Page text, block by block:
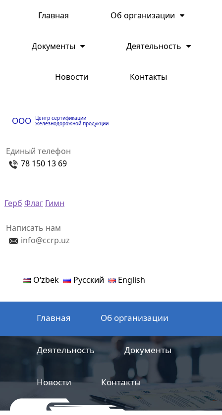
Главная Об организации
Документы Деятельность
Новости Контакты
ООО Центр сертификации
железнодорожной продукции
Единый телефон
78 150 13 69
Герб Флаг Гимн
Написать нам
info@ccrp.uz
Oʻzbek Русский English
Главная Об организации
Деятельность Документы
Новости Контакты